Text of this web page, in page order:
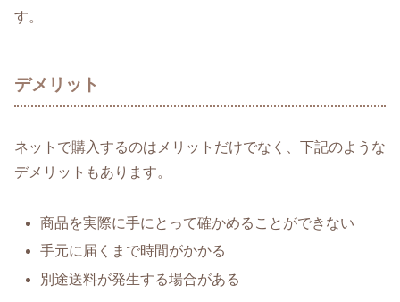
す。
デメリット
ネットで購入するのはメリットだけでなく、下記のような
デメリットもあります。
商品を実際に手にとって確かめることができない
手元に届くまで時間がかかる
別途送料が発生する場合がある